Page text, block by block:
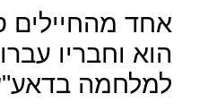
אחד מהחיילים
הוא וחבריו
למלחמה